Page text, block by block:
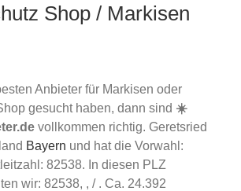
Shop / Markisen
Anbieter für Markisen oder
gesucht haben, dann sind ☀️
vollkommen richtig. Geretsried
Bayern und hat die Vorwahl:
82538. In diesen PLZ
wir: 82538, , / . Ca. 24.392